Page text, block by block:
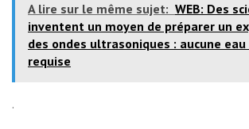
A lire sur le même sujet: WEB: Des
inventent un moyen de préparer un
des ondes ultrasoniques : aucune eau
requise
.